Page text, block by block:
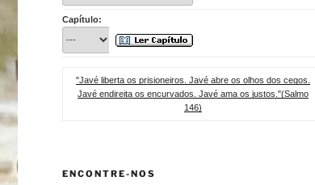
Capítulo:
"Javé liberta os prisioneiros. Javé abre os olhos dos cegos.
Javé endireita os encurvados. Javé ama os justos."(Salmo
146)
ENCONTRE-NOS